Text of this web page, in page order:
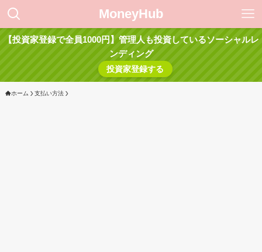
MoneyHub
【投資家登録で全員1000円】管理人も投資しているソーシャルレ
ンディング
投資家登録する
ホーム 支払い方法